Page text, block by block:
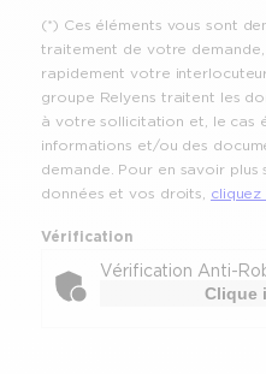
(*) Ces éléments vous sont
traitement de votre
rapidement votre
groupe Relyens traitent les
à votre sollicitation et, le cas
informations et/ou des
demande. Pour en savoir
données et vos droits, cliquez
Vérification
Vérification Anti-
Clique